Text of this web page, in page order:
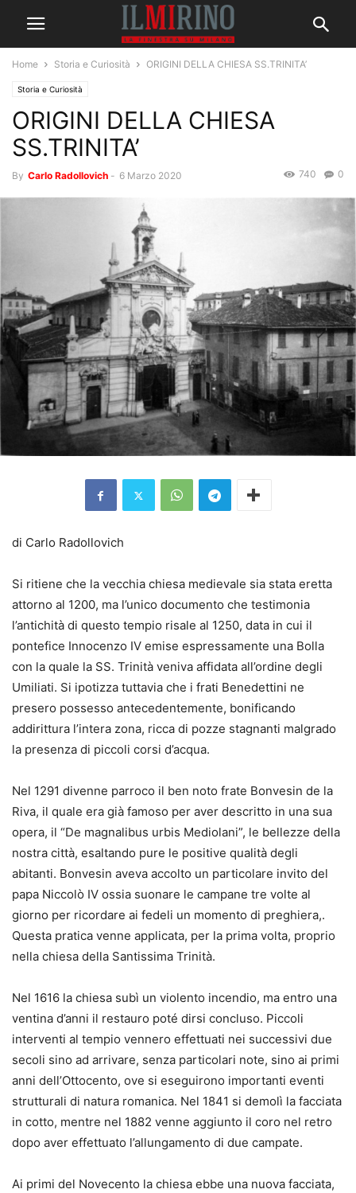
Home Storia e Curiosità ORIGINI DELLA CHIESA SS.TRINITA’
Storia e Curiosità
ORIGINI DELLA CHIESA
SS.TRINITA’
By Carlo Radollovich - 6 Marzo 2020 0
740
di Carlo Radollovich
Si ritiene che la vecchia chiesa medievale sia stata eretta
attorno al 1200, ma l’unico documento che testimonia
l’antichità di questo tempio risale al 1250, data in cui il
pontefice Innocenzo IV emise espressamente una Bolla
con la quale la SS. Trinità veniva affidata all’ordine degli
Umiliati. Si ipotizza tuttavia che i frati Benedettini ne
presero possesso antecedentemente, bonificando
addirittura l’intera zona, ricca di pozze stagnanti malgrado
la presenza di piccoli corsi d’acqua.
Nel 1291 divenne parroco il ben noto frate Bonvesin de la
Riva, il quale era già famoso per aver descritto in una sua
opera, il “De magnalibus urbis Mediolani”, le bellezze della
nostra città, esaltando pure le positive qualità degli
abitanti. Bonvesin aveva accolto un particolare invito del
papa Niccolò IV ossia suonare le campane tre volte al
giorno per ricordare ai fedeli un momento di preghiera,.
Questa pratica venne applicata, per la prima volta, proprio
nella chiesa della Santissima Trinità.
Nel 1616 la chiesa subì un violento incendio, ma entro una
ventina d’anni il restauro poté dirsi concluso. Piccoli
interventi al tempio vennero effettuati nei successivi due
secoli sino ad arrivare, senza particolari note, sino ai primi
anni dell’Ottocento, ove si eseguirono importanti eventi
strutturali di natura romanica. Nel 1841 si demolì la facciata
in cotto, mentre nel 1882 venne aggiunto il coro nel retro
dopo aver effettuato l’allungamento di due campate.
Ai primi del Novecento la chiesa ebbe una nuova facciata,